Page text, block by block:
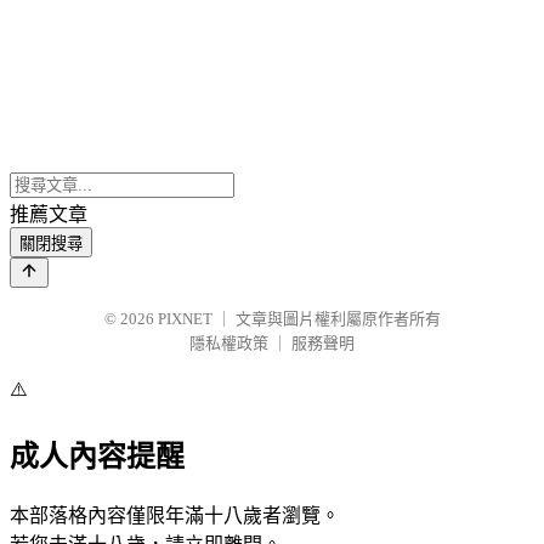
推薦文章
關閉搜尋
© 2026 PIXNET
文章與圖片權利屬原作者所有
隱私權政策
服務聲明
⚠️
成人內容提醒
本部落格內容僅限年滿十八歲者瀏覽。